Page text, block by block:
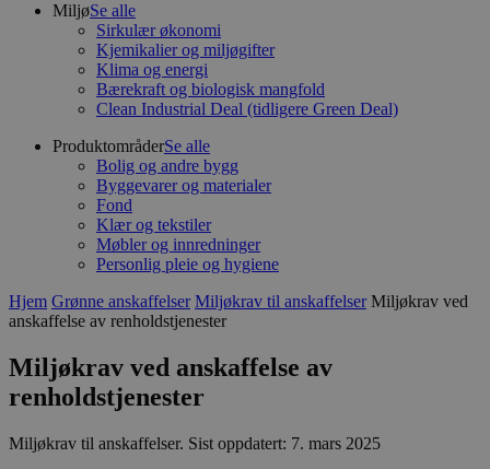
MiljøSe alle
Sirkulær økonomi
Kjemikalier og miljøgifter
Klima og energi
Bærekraft og biologisk mangfold
Clean Industrial Deal (tidligere Green Deal)
ProduktområderSe alle
Bolig og andre bygg
Byggevarer og materialer
Fond
Klær og tekstiler
Møbler og innredninger
Personlig pleie og hygiene
Hjem Grønne anskaffelser Miljøkrav til anskaffelser Miljøkrav ved
anskaffelse av renholdstjenester
Miljøkrav ved anskaffelse av
renholdstjenester
Miljøkrav til anskaffelser. Sist oppdatert: 7. mars 2025